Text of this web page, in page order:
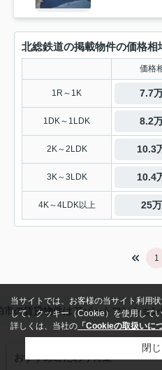
北総鉄道の掲載物件の価格相
価格
1R～1K 7.7
1DK～1LDK 8.2
2K～2LDK 10.3
3K～3LDK 10.4
4K～4LDK以上 25
1
市の賃貸物件はアパートマンション
おすすめこだわり特集
当サイトでは、お客様の当サイト利用
して、クッキー（Cookie）を使用して
詳しくは、当社の 「Cookieの取扱いに
閉